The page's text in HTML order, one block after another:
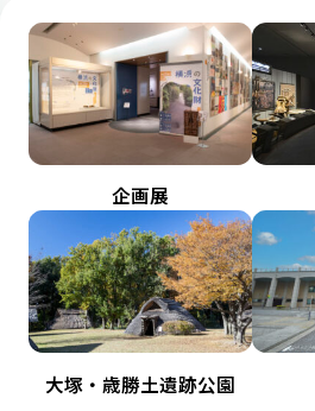
企画展
大塚・歳勝土遺跡公園